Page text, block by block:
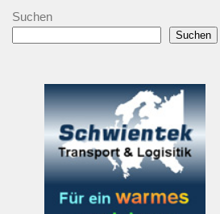
Suchen
Suchen